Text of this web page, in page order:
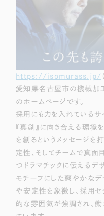
https://isomurass.jp/
愛知県名古屋市の機械加
のホームページです。
採用にも力を入れているサ
『真剣』に向き合える環境
を創るというメッセージを
定性、そしてチームで真面
つドラマチックに伝えるデ
モチーフにした爽やかな
や安定性を象徴し、採用セ
的な雰囲気が強調され、働